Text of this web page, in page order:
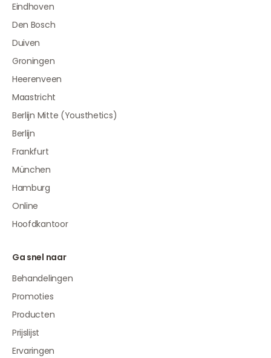
Eindhoven
Den Bosch
Duiven
Groningen
Heerenveen
Maastricht
Berlijn Mitte (Yousthetics)
Berlijn
Frankfurt
München
Hamburg
Online
Hoofdkantoor
Ga snel naar
Behandelingen
Promoties
Producten
Prijslijst
Ervaringen